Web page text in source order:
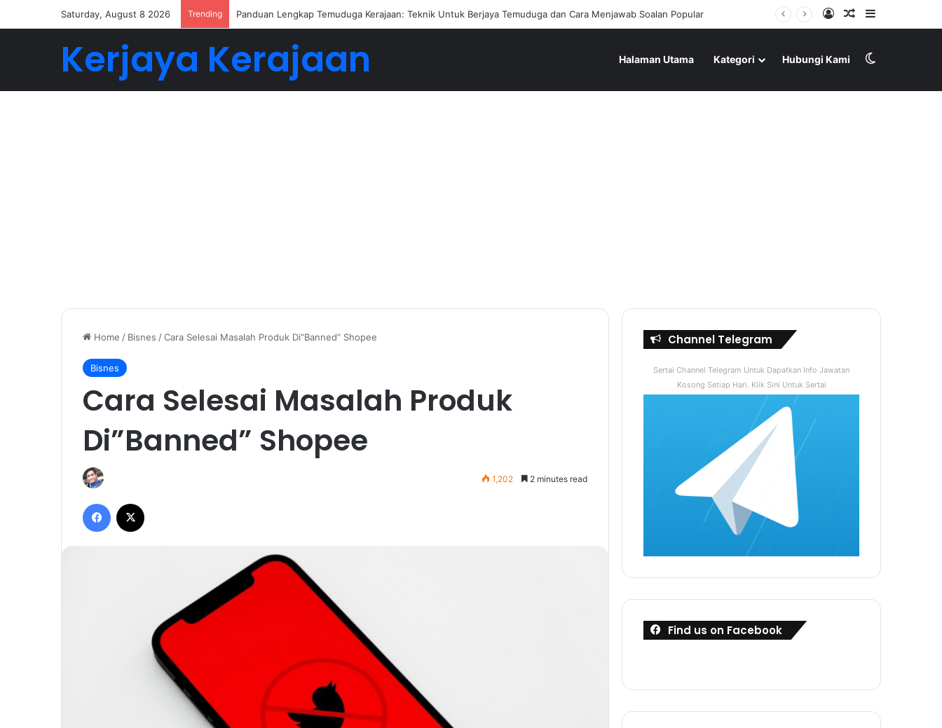
Saturday, August 8 2026 Trending Buat 5-6 Angka Dengan Jadi Ejen Hartanah Log InRandom Article
Sidebar
Kerjaya Kerajaan Halaman Utama Kategori Hubungi Kami
Home / Bisnes /Cara Selesai Masalah Produk Di”Banned” Shopee
Bisnes
Cara Selesai Masalah Produk
Di”Banned” Shopee
1,202 2 minutes read
Facebook
Channel Telegram
Sertai Channel Telegram Untuk Dapatkan Info Jawatan
Kosong Setiap Hari. Klik Sini Untuk Sertai
Find us on Facebook